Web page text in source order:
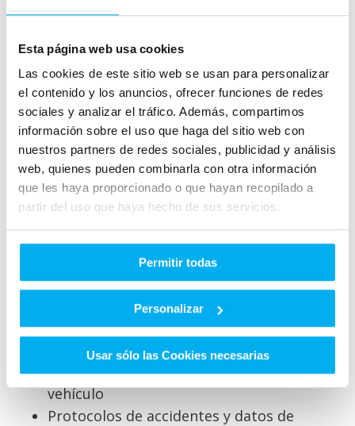
Esta página web usa cookies
Las cookies de este sitio web se usan para personalizar
el contenido y los anuncios, ofrecer funciones de redes
sociales y analizar el tráfico. Además, compartimos
información sobre el uso que haga del sitio web con
nuestros partners de redes sociales, publicidad y análisis
web, quienes pueden combinarla con otra información
que les haya proporcionado o que hayan recopilado a
partir del uso que haya hecho de sus servicios.
Permitir todas
Personalizar
Usar sólo las Cookies necesarias
Vehículos eléctricos/híbridos
Sistemas de alto voltaje:
Estados del sistema eléctrico
Datos de batería (ciclos de carga, estado,
temperatura)
Consumo eléctrico y tiempo de carga
Datos de sostenibilidad y eficiencia
energética
Sistemas de seguridad y asistencia
Eventos de seguridad:
Activación de sistemas de seguridad
Reacción del sistema (freno de
emergencia, control estabilidad)
Información sobre eventos que dañan el
vehículo
Protocolos de accidentes y datos de